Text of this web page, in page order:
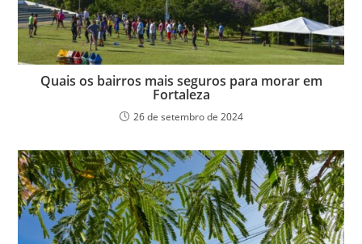
Quais os bairros mais seguros para morar em
Fortaleza
26 de setembro de 2024